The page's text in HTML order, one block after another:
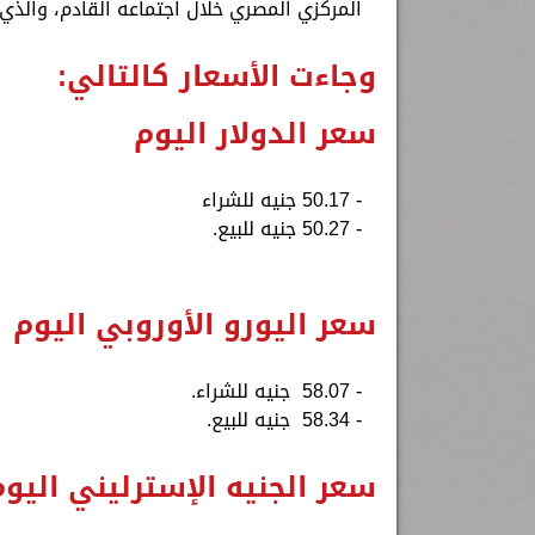
المركزي المصري خلال اجتماعه القادم،
وجاءت الأسعار كالتالي:
- 50.17 جنيه للشراء
- 50.27 جنيه للبيع.
سعر اليورو الأوروبي اليوم
- 58.07 جنيه للشراء.
- 58.34 جنيه للبيع.
سعر الجنيه الإسترليني